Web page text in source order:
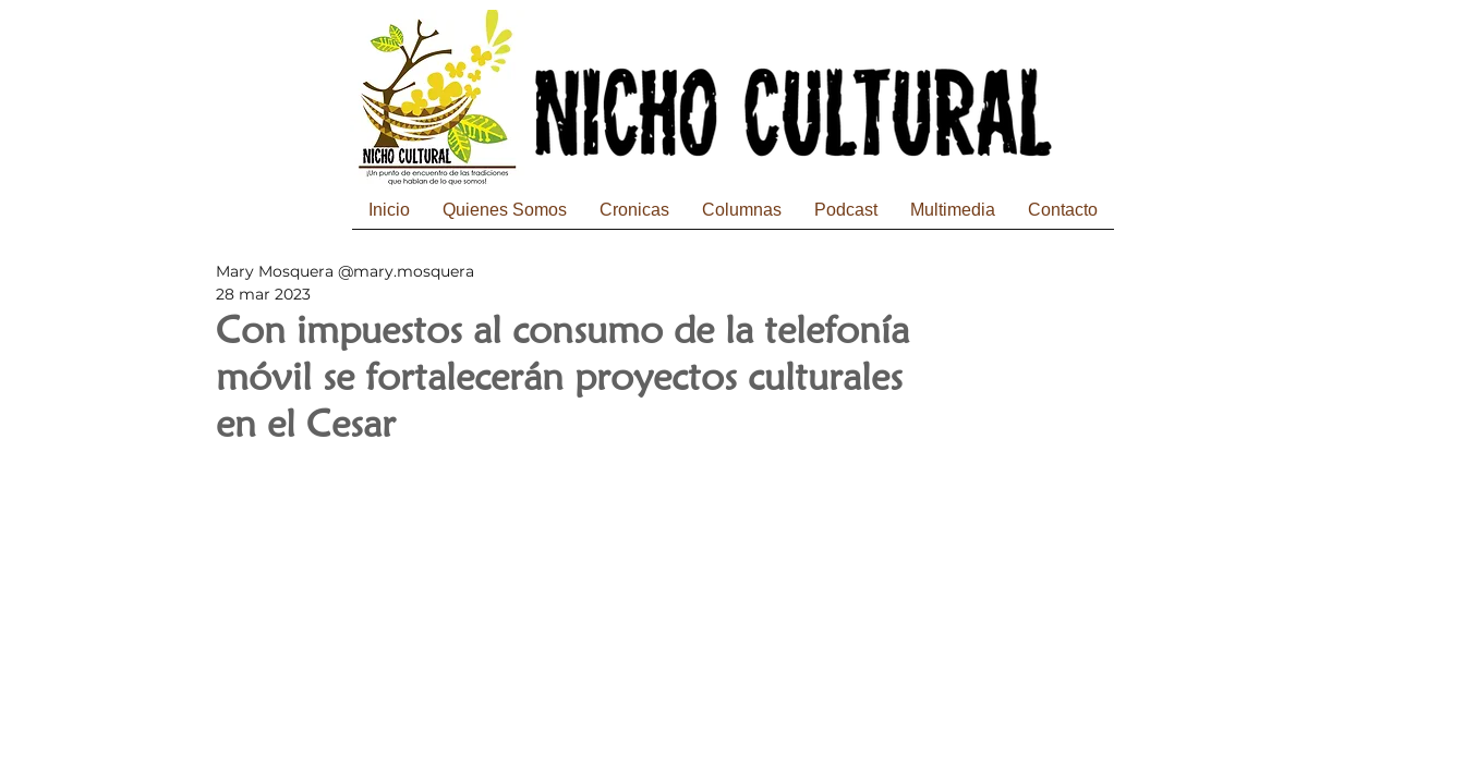
Inicio Quienes Somos Cronicas Columnas Podcast Multimedia Contacto
Con impuestos al consumo de la telefonía
móvil se fortalecerán proyectos culturales
en el Cesar
Mary Mosquera @mary.mosquera
28 mar 2023